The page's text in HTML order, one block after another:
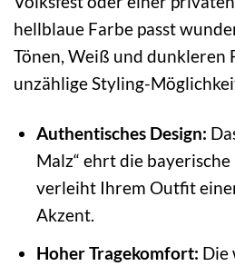
hellblaue Farbe passt
Tönen, Weiß und dunkleren
unzählige Styling-
Authentisches Design:
Malz“ ehrt die
verleiht Ihrem Outfit
Akzent.
Hoher Tragekomfort: Die